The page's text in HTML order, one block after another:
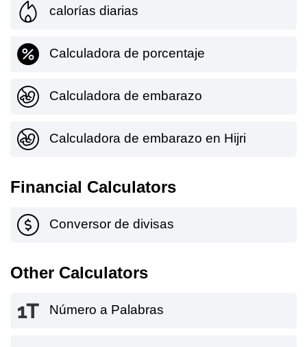
calorías diarias
Calculadora de porcentaje
Calculadora de embarazo
Calculadora de embarazo en Hijri
Financial Calculators
Conversor de divisas
Other Calculators
Número a Palabras